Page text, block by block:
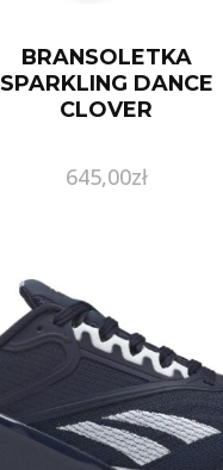
BRANSOLETKA
SPARKLING DANCE
CLOVER
645,00zł